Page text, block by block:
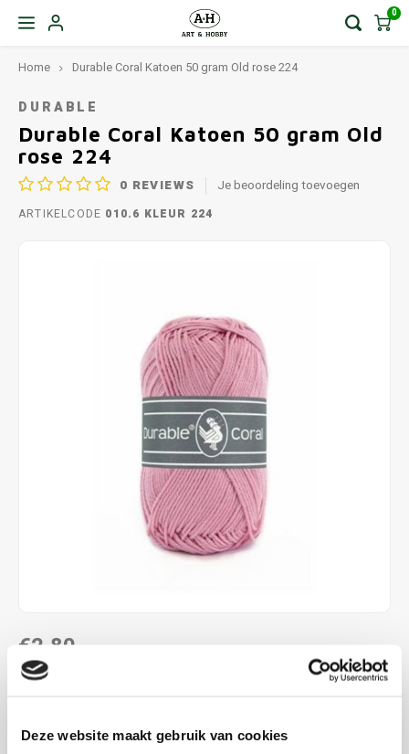
Deze website maakt gebruik van cookies
0
Home Durable Coral Katoen 50 gram Old rose 224
DURABLE
Durable Coral Katoen 50 gram Old
rose 224
0 REVIEWS Je beoordeling toevoegen
ARTIKELCODE 010.6 KLEUR 224
€2,80
DIRECT LEVERBAAR
100 % katoen naalddikte: 2,5 - 3,0 mm Lees meer